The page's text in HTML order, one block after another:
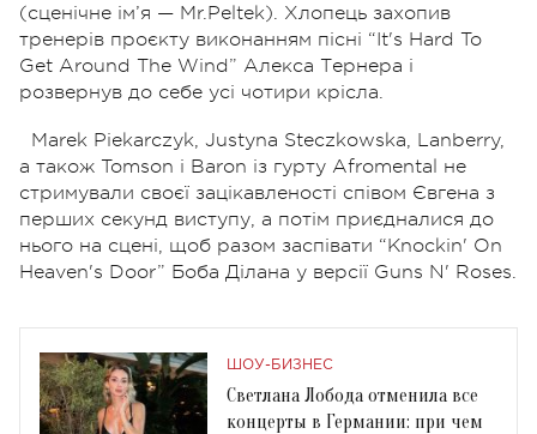
(сценічне ім’я — Mr.Peltek). Хлопець захопив
тренерів проєкту виконанням пісні “It's Hard To
Get Around The Wind” Алекса Тернера і
розвернув до себе усі чотири крісла.
Marek Piekarczyk, Justyna Steczkowska, Lanberry,
а також Tomson i Baron із гурту Afromental не
стримували своєї зацікавленості співом Євгена з
перших секунд виступу, а потім приєдналися до
нього на сцені, щоб разом заспівати “Knockin' On
Heaven's Door” Боба Ділана у версії Guns N' Roses.
ШОУ-БИЗНЕС
Светлана Лобода отменила все
концерты в Германии: при чем